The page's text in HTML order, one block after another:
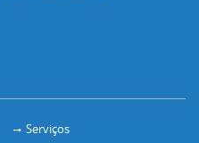
Serviços